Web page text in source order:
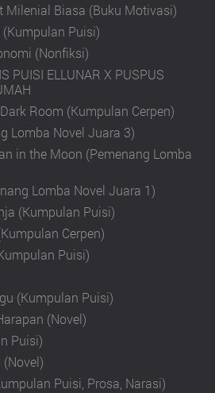
Milenial Biasa (Buku Motivasi)
Puisi)
(Nonfiksi)
PUISI ELLUNAR X PUSPUS
Room (Kumpulan Cerpen)
Lomba Novel Juara 3)
in the Moon (Pemenang Lomba
Lomba Novel Juara 1)
(Kumpulan Puisi)
Cerpen)
Puisi)
(Kumpulan Puisi)
(Novel)
Puisi)
Puisi, Prosa, Narasi)